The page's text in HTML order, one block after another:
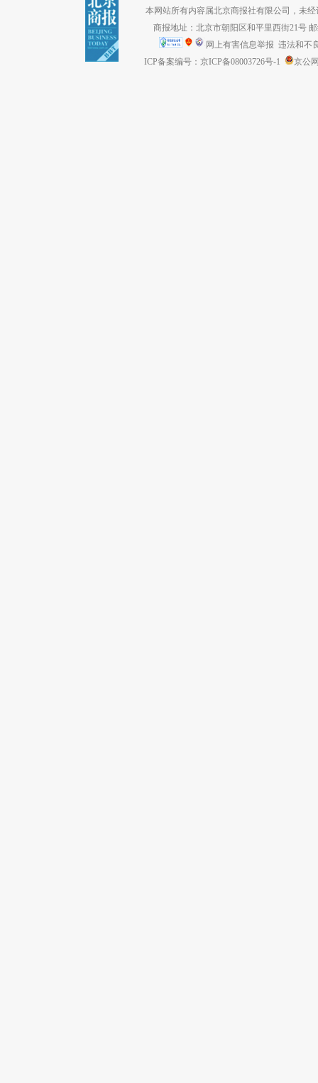
本网站所有内容属北京商报社有限公司，未经
商报地址：北京市朝阳区和平里西街21号
网上有害信息举报 违法和不
ICP备案编号：京ICP备08003726号-1
京公